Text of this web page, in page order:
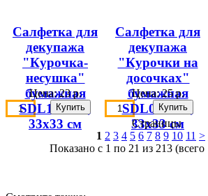
Салфетка для
декупажа
"Курочка-
несушка"
бумажная
SDL120605,
33х33 см
Цена:23 р.
Салфетка для
декупажа
"Курочки на
досочках"
бумажная
SDL078700,
33х33 см
Цена:25 р.
Страницы
1 2 3 4 5 6 7 8 9 10 11 >
Показано с 1 по 21 из 213 (всего